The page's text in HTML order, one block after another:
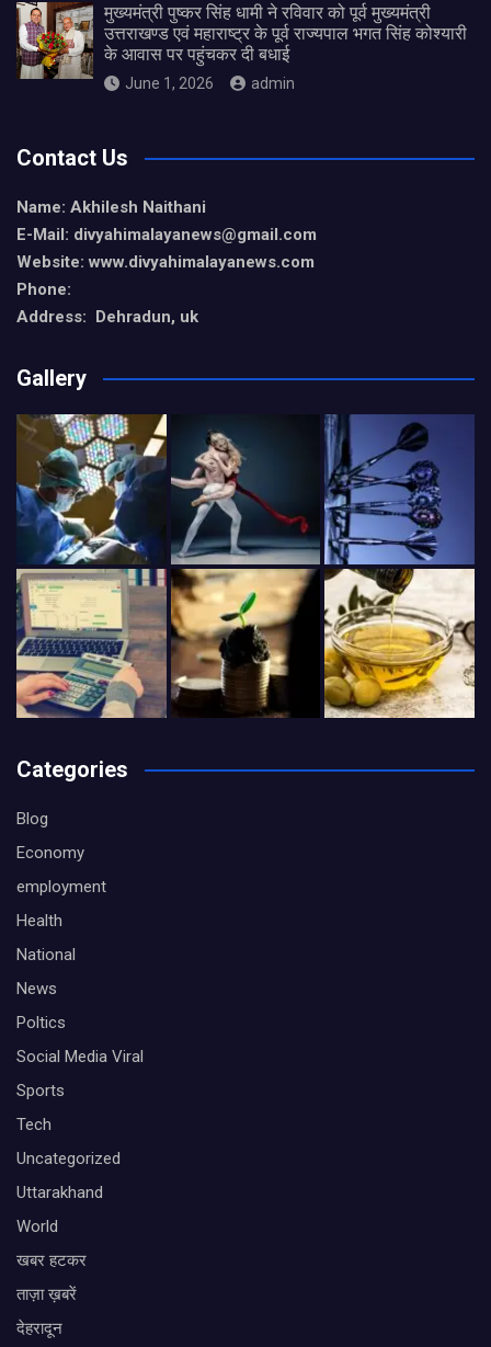
मुख्यमंत्री पुष्कर सिंह धामी ने रविवार को पूर्व मुख्यमंत्री
उत्तराखण्ड एवं महाराष्ट्र के पूर्व राज्यपाल भगत सिंह कोश्यारी
के आवास पर पहुंचकर दी बधाई
June 1, 2026 admin
Contact Us
Name: Akhilesh Naithani
E-Mail: divyahimalayanews@gmail.com
Website: www.divyahimalayanews.com
Phone:
Address: Dehradun, uk
Gallery
Categories
Blog
Economy
employment
Health
National
News
Poltics
Social Media Viral
Sports
Tech
Uncategorized
Uttarakhand
World
खबर हटकर
ताज़ा ख़बरें
देहरादून